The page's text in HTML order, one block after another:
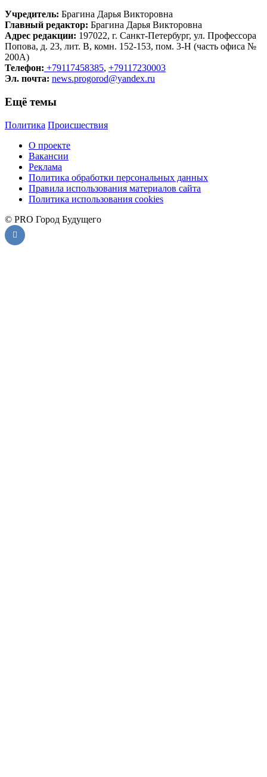
Учредитель: Брагина Дарья Викторовна
Главный редактор: Брагина Дарья Викторовна
Адрес редакции: 197022, г. Санкт-Петербург, ул. Профессора
Попова, д. 23, лит. В, комн. 152-153, пом. 3-Н (часть офиса №
200А)
Телефон: +79117458385, +79117230003
Эл. почта: news.progorod@yandex.ru
Ещё темы
Политика Происшествия
О проекте
Вакансии
Реклама
Политика обработки персональных данных
Правила использования материалов сайта
Политика использования cookies
© PRO Город Будущего